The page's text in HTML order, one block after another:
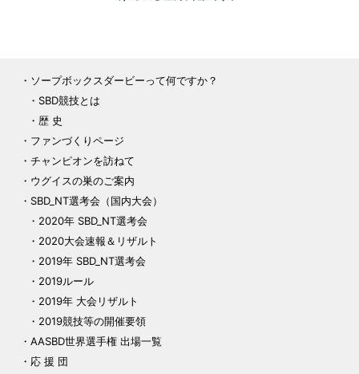
ソープボックスダービーって何ですか？
SBD競技とは
歴 史
ファンづくりページ
チャンピオンを訪ねて
ウグイスの巣のご案内
SBD_NT選考会（国内大会）
2020年 SBD_NT選考会
2020大会速報＆リザルト
2019年 SBD_NT選考会
2019ルール
2019年 大会リザルト
2019競技等の開催要領
AASBD世界選手権 出場一覧
応 援 団